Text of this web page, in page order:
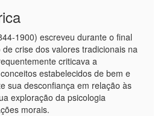
1900) escreveu durante o final
crise dos valores tradicionais na
criticava a
estabelecidos de bem e
sua desconfiança em relação às
exploração da psicologia
morais.